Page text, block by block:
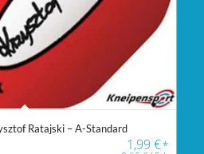
Ratajski – A-Standard
1,99€*